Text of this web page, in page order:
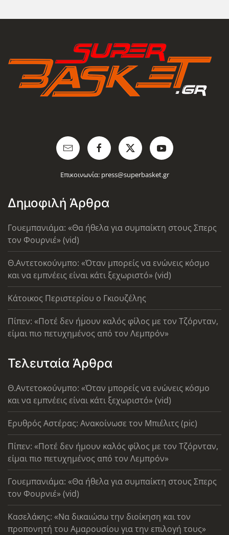
Επικοινωνία: press@superbasket.gr
Δημοφιλή Άρθρα
Γουεμπανιάμα: «Θα ήθελα για συμπαίκτη στους Σπερς
τον Φουρνιέ» (vid)
Θ.Αντετοκούνμπο: «Όταν μπορείς να ενώνεις κόσμο
και να εμπνέεις είναι κάτι ξεχωριστό» (vid)
Κάτοικος Περιστερίου ο Γκιουζέλης
Πίπεν: «Ποτέ δεν ήμουν καλός φίλος με τον Τζόρνταν,
είμαι πιο πετυχημένος από τον Λεμπρόν»
Τελευταία Άρθρα
Θ.Αντετοκούνμπο: «Όταν μπορείς να ενώνεις κόσμο
και να εμπνέεις είναι κάτι ξεχωριστό» (vid)
Ερυθρός Αστέρας: Ανακοίνωσε τον Μπιέλιτς (pic)
Πίπεν: «Ποτέ δεν ήμουν καλός φίλος με τον Τζόρνταν,
είμαι πιο πετυχημένος από τον Λεμπρόν»
Γουεμπανιάμα: «Θα ήθελα για συμπαίκτη στους Σπερς
τον Φουρνιέ» (vid)
Κασελάκης: «Να δικαιώσω την διοίκηση και τον
προπονητή του Αμαρουσίου για την επιλογή τους»